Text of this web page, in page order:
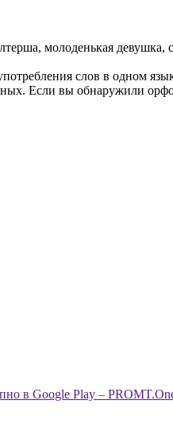
молоденькая
слов в одном
Если вы обнаружили